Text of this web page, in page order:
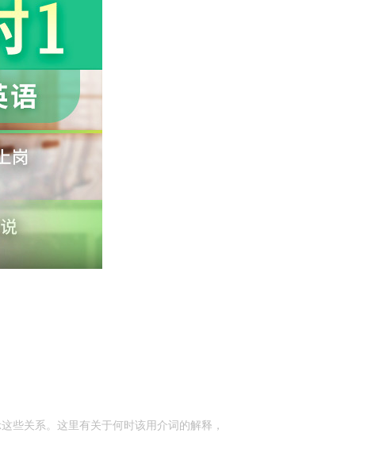
些关系。这里有关于何时该用介词的解释，